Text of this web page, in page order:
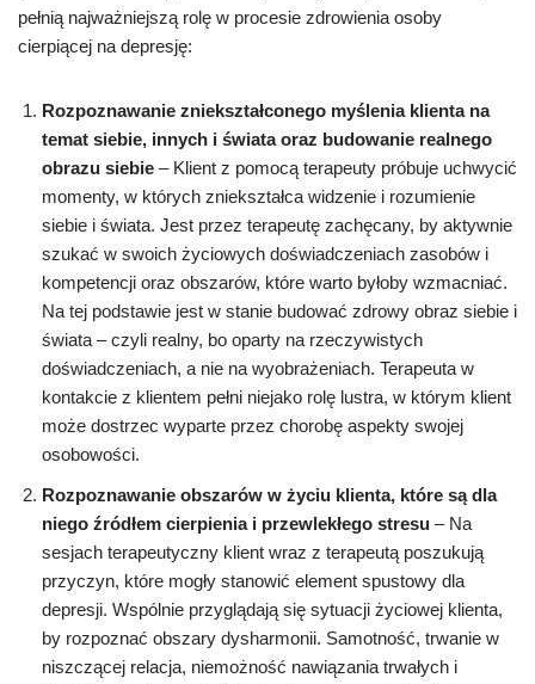
pełnią najważniejszą rolę w procesie zdrowienia osoby
cierpiącej na depresję:
Rozpoznawanie zniekształconego myślenia klienta na
temat siebie, innych i świata oraz budowanie realnego
obrazu siebie – Klient z pomocą terapeuty próbuje uchwycić
momenty, w których zniekształca widzenie i rozumienie
siebie i świata. Jest przez terapeutę zachęcany, by aktywnie
szukać w swoich życiowych doświadczeniach zasobów i
kompetencji oraz obszarów, które warto byłoby wzmacniać.
Na tej podstawie jest w stanie budować zdrowy obraz siebie i
świata – czyli realny, bo oparty na rzeczywistych
doświadczeniach, a nie na wyobrażeniach. Terapeuta w
kontakcie z klientem pełni niejako rolę lustra, w którym klient
może dostrzec wyparte przez chorobę aspekty swojej
osobowości.
Rozpoznawanie obszarów w życiu klienta, które są dla
niego źródłem cierpienia i przewlekłego stresu – Na
sesjach terapeutyczny klient wraz z terapeutą poszukują
przyczyn, które mogły stanowić element spustowy dla
depresji. Wspólnie przyglądają się sytuacji życiowej klienta,
by rozpoznać obszary dysharmonii. Samotność, trwanie w
niszczącej relacja, niemożność nawiązania trwałych i